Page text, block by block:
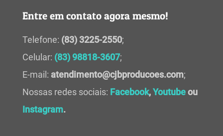
Entre em contato agora mesmo!
Telefone: (83) 3225-2550;
Celular: (83) 98818-3607;
E-mail: atendimento@cjbproducoes.com;
Nossas redes sociais: Facebook,Youtubeou
Instagram.